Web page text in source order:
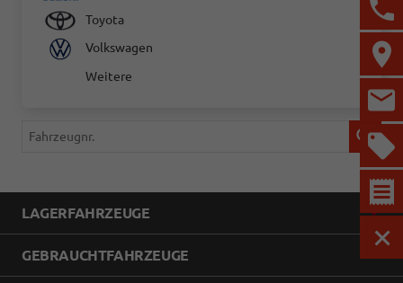
Toyota
Volkswagen
Weitere
Fahrzeugnr.
LAGERFAHRZEUGE
GEBRAUCHTFAHRZEUGE